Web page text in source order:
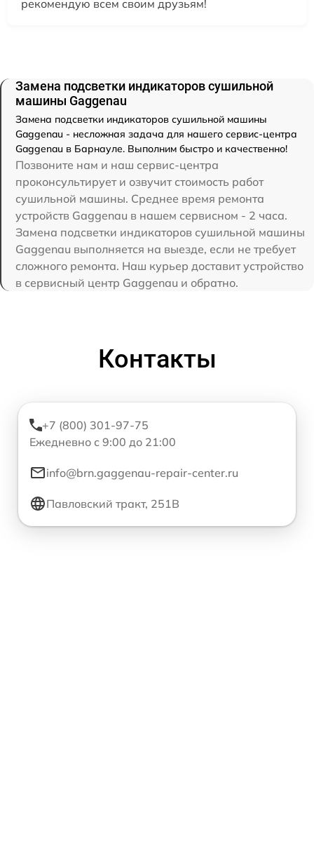
рекомендую всем своим друзьям!
Замена подсветки индикаторов сушильной
машины Gaggenau
Замена подсветки индикаторов сушильной машины
Gaggenau - несложная задача для нашего сервис-центра
Gaggenau в Барнауле. Выполним быстро и качественно!
Позвоните нам и наш сервис-центра
проконсультирует и озвучит стоимость работ
сушильной машины. Среднее время ремонта
устройств Gaggenau в нашем сервисном - 2 часа.
Замена подсветки индикаторов сушильной машины
Gaggenau выполняется на выезде, если не требует
сложного ремонта. Наш курьер доставит устройство
в сервисный центр Gaggenau и обратно.
Контакты
+7 (800) 301-97-75
Ежедневно с 9:00 до 21:00
info@brn.gaggenau-repair-center.ru
Павловский тракт, 251В